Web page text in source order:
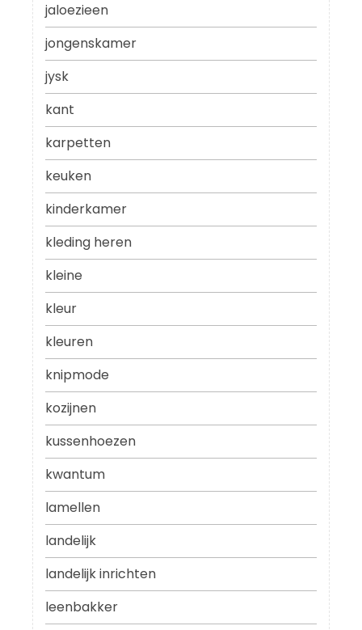
jaloezieen
jongenskamer
jysk
kant
karpetten
keuken
kinderkamer
kleding heren
kleine
kleur
kleuren
knipmode
kozijnen
kussenhoezen
kwantum
lamellen
landelijk
landelijk inrichten
leenbakker